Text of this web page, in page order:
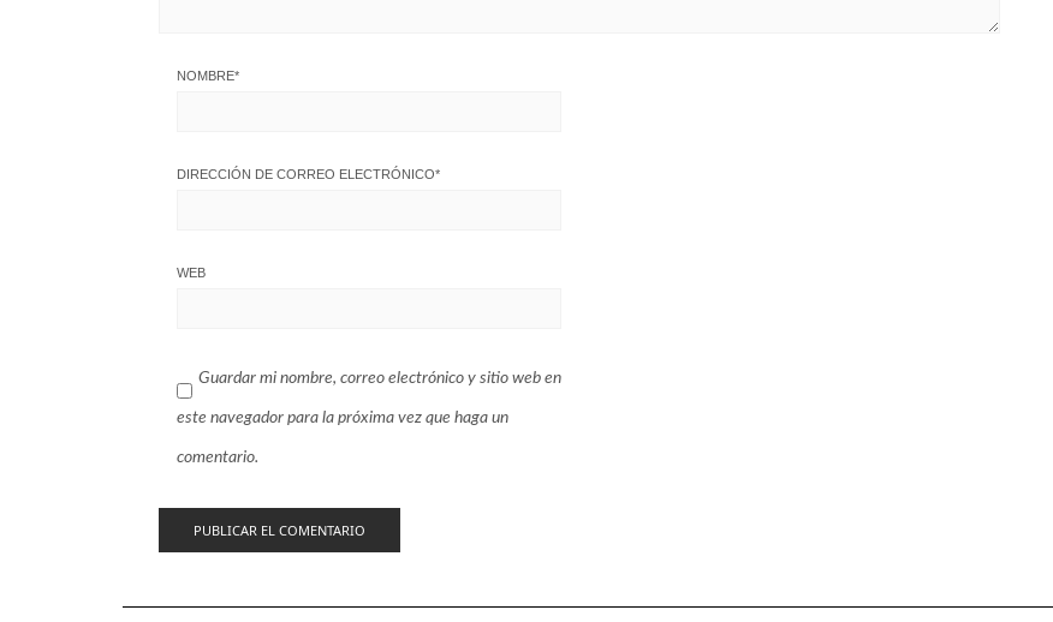
NOMBRE*
DIRECCIÓN DE CORREO ELECTRÓNICO*
WEB
Guardar mi nombre, correo electrónico y sitio web en
este navegador para la próxima vez que haga un
comentario.